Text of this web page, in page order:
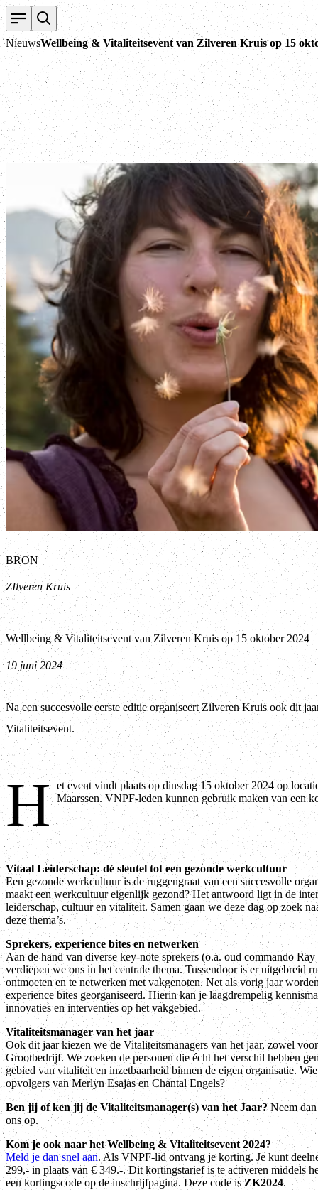
NieuwsWellbeing & Vitaliteitsevent van Zilveren Kruis op 15
BRON
ZIlveren Kruis
Wellbeing & Vitaliteitsevent van Zilveren Kruis op 15 oktober 2024
19 juni 2024
Na een succesvolle eerste editie organiseert Zilveren Kruis ook dit
Vitaliteitsevent.
H et event vindt plaats op dinsdag 15 oktober 2024 op
Maarssen. VNPF-leden kunnen gebruik maken van een
Vitaal Leiderschap: dé sleutel tot een gezonde werkcultuur
Een gezonde werkcultuur is de ruggengraat van een succesvolle
maakt een werkcultuur eigenlijk gezond? Het antwoord ligt in de
leiderschap, cultuur en vitaliteit. Samen gaan we deze dag op zoek
deze thema’s.
Sprekers, experience bites en netwerken
Aan de hand van diverse key-note sprekers (o.a. oud commando Ray
verdiepen we ons in het centrale thema. Tussendoor is er uitgebreid
ontmoeten en te netwerken met vakgenoten. Net als vorig jaar
experience bites georganiseerd. Hierin kan je laagdrempelig
innovaties en interventies op het vakgebied.
Vitaliteitsmanager van het jaar
Ook dit jaar kiezen we de Vitaliteitsmanagers van het jaar, zowel
Grootbedrijf. We zoeken de personen die écht het verschil hebben
gebied van vitaliteit en inzetbaarheid binnen de eigen organisatie.
opvolgers van Merlyn Esajas en Chantal Engels?
Ben jij of ken jij de Vitaliteitsmanager(s) van het Jaar?Neem
ons op.
Kom je ook naar het Wellbeing & Vitaliteitsevent 2024?
Meld je dan snel aan. Als VNPF-lid ontvang je korting. Je kunt
299,- in plaats van € 349.-. Dit kortingstarief is te activeren middels
een kortingscode op de inschrijfpagina. Deze code isZK2024.